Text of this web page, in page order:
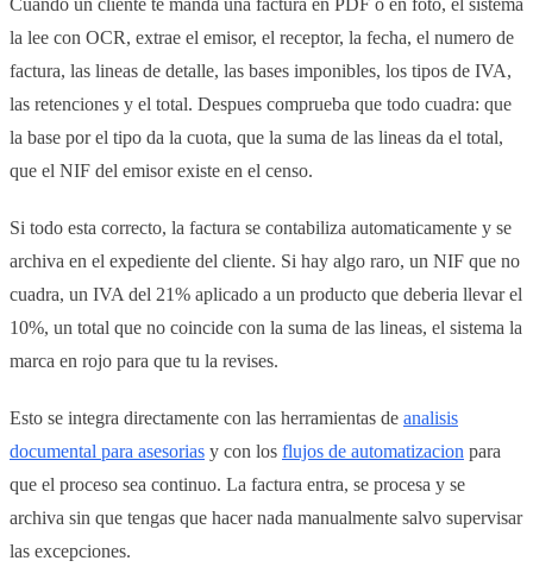
la lee con OCR, extrae el emisor, el receptor, la fecha, el numero de
factura, las lineas de detalle, las bases imponibles, los tipos de IVA,
las retenciones y el total. Despues comprueba que todo cuadra: que
la base por el tipo da la cuota, que la suma de las lineas da el total,
que el NIF del emisor existe en el censo.
Si todo esta correcto, la factura se contabiliza automaticamente y se
archiva en el expediente del cliente. Si hay algo raro, un NIF que no
cuadra, un IVA del 21% aplicado a un producto que deberia llevar el
10%, un total que no coincide con la suma de las lineas, el sistema la
marca en rojo para que tu la revises.
Esto se integra directamente con las herramientas de analisis
documental para asesorias y con los flujos de automatizacion para
que el proceso sea continuo. La factura entra, se procesa y se
archiva sin que tengas que hacer nada manualmente salvo supervisar
las excepciones.